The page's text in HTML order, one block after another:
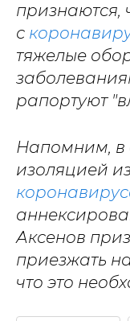
признаются,
с
тяжелые
рапортуют
Напомним, в
изоляцией
Аксенов
приезжать
что это